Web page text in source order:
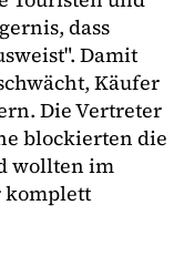
dass
Damit
Käufer
Die Vertreter
blockierten die
wollten im
komplett